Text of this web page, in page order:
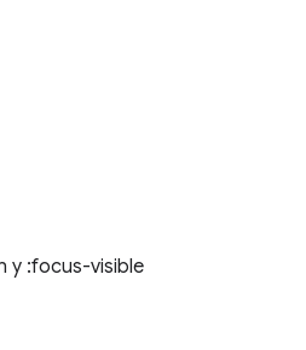
y :focus-visible